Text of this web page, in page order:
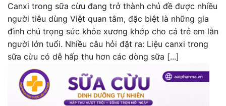
Canxi trong sữa cừu đang trở thành chủ đề được nhiều
người tiêu dùng Việt quan tâm, đặc biệt là những gia
đình chú trọng sức khỏe xương khớp cho cả trẻ em lẫn
người lớn tuổi. Nhiều câu hỏi đặt ra: Liệu canxi trong
sữa cừu có dễ hấp thu hơn các dòng sữa [...]